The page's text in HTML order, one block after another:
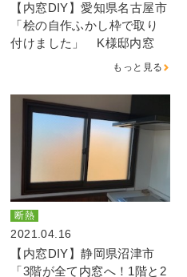
【内窓DIY】愛知県名古屋市
「桧の自作ふかし枠で取り
付けました」 K様邸内窓
もっと見る
断熱
2021.04.16
【内窓DIY】静岡県沼津市
「3階が全て内窓へ！1階と2